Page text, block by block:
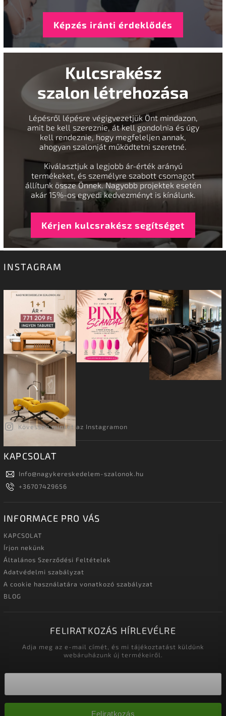
Képzés iránti érdeklődés
Kulcsrakész
szalon létrehozása
Lépésről lépésre végigvezetjük Önt mindazon,
amit be kell szereznie, át kell gondolnia és úgy
kell rendeznie, hogy megfeleljen annak,
ahogyan szalonját működtetni szeretné.
Kiválasztjuk a legjobb ár-érték arányú
termékeket, és személyre szabott csomagot
állítunk össze Önnek. Nagyobb projektek esetén
akár 15%-os egyedi kedvezményt is kínálunk.
Kérjen kulcsrakész segítséget
INSTAGRAM
Kövessen minket az Instagramon
KAPCSOLAT
Info@nagykereskedelem-szalonok.hu
+36707429656
INFORMACE PRO VÁS
KAPCSOLAT
Írjon nekünk
Általános Szerződési Feltételek
Adatvédelmi szabályzat
A cookie használatára vonatkozó szabályzat
BLOG
FELIRATKOZÁS HÍRLEVÉLRE
Adja meg az e-mail címét, és mi tájékoztatást küldünk
webáruházunk új termékeiről.
Feliratkozás